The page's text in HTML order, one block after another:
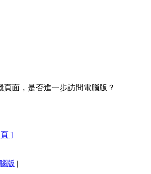
頁面，是否進一步訪問電腦版？
]
版 |